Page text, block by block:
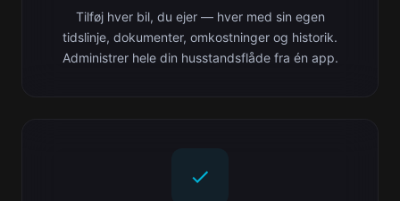
Tilføj hver bil, du ejer — hver med sin egen
tidslinje, dokumenter, omkostninger og historik.
Administrer hele din husstandsflåde fra én app.